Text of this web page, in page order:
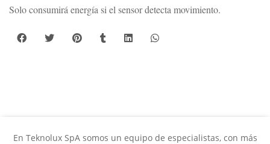
Solo consumirá energía si el sensor detecta movimiento.
En Teknolux SpA somos un equipo de especialistas, con más